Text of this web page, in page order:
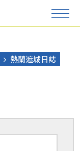
熱蘭遮城日誌